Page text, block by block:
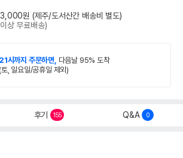
3,000원 (제주/도서산간 배송비 별도)
상 무료배송)
21시까지 주문하면, 다음날 95% 도착
(토, 일요일/공휴일 제외)
후기 155 Q&A 0